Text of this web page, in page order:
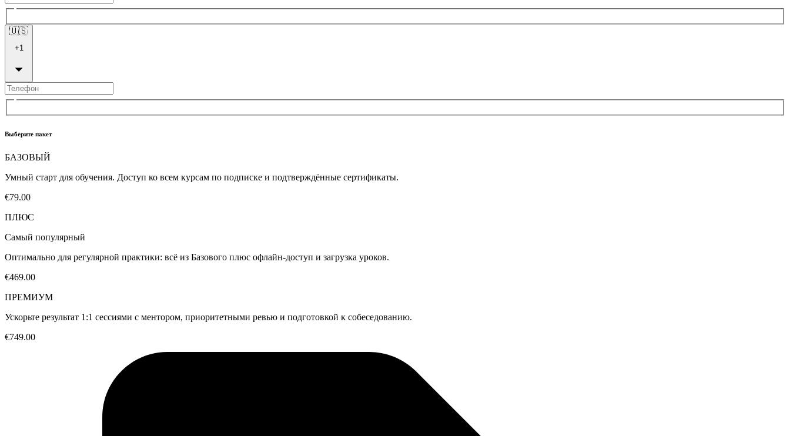
🇺🇸
+1
Выберите пакет
БАЗОВЫЙ
Умный старт для обучения. Доступ ко всем курсам по подписке и подтверждённые сертификаты.
€79.00
ПЛЮС
Самый популярный
Оптимально для регулярной практики: всё из Базового плюс офлайн-доступ и загрузка уроков.
€469.00
ПРЕМИУМ
Ускорьте результат 1:1 сессиями с ментором, приоритетными ревью и подготовкой к собеседованию.
€749.00